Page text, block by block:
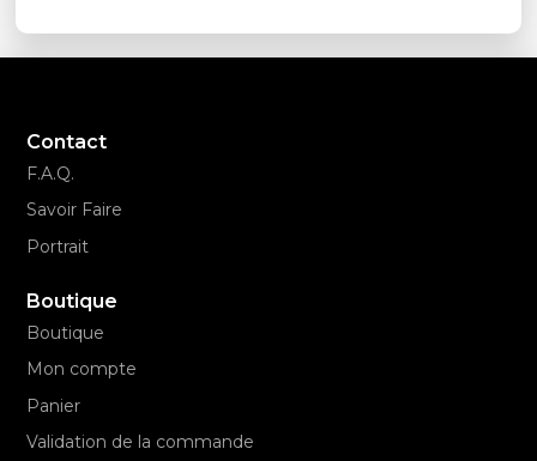
Contact
F.A.Q.
Savoir Faire
Portrait
Boutique
Boutique
Mon compte
Panier
Validation de la commande